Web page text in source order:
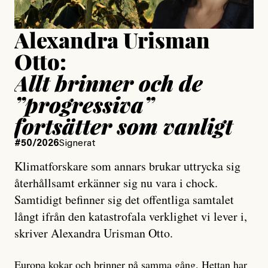
Alexandra Urisman
Otto:
Allt brinner och de
”progressiva”
fortsätter som vanligt
#50/2026Signerat
Klimatforskare som annars brukar uttrycka sig
återhållsamt erkänner sig nu vara i chock.
Samtidigt befinner sig det offentliga samtalet
långt ifrån den katastrofala verklighet vi lever i,
skriver Alexandra Urisman Otto.
Europa kokar och brinner på samma gång. Hettan har